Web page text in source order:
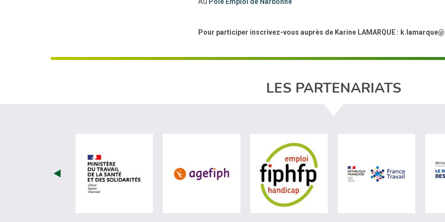
Pour participer inscrivez-vous auprès de Karine LAMARQUE :
LES PARTENARIATS
visiter les site de Ministère du travail (nouvelle fenêtre)
visiter les site de Agefiph (nouvelle fenêtre)visiter les site de Fiphfp (nouvelle fenêtre)
visiter les